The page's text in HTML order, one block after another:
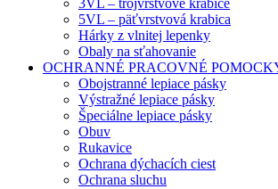
3VL – trojvrstvové krabice
5VL – päťvrstvová krabica
Hárky z vlnitej lepenky
Obaly na sťahovanie
OCHRANNÉ PRACOVNÉ
Obojstranné lepiace pásky
Výstražné lepiace pásky
Špeciálne lepiace pásky
Obuv
Rukavice
Ochrana dýchacích ciest
Ochrana sluchu